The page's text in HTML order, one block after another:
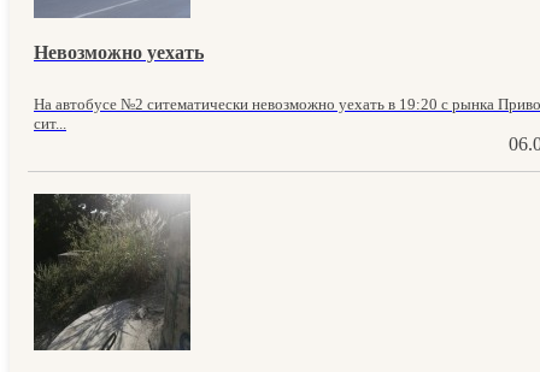
Невозможно уехать
На автобусе №2 ситематически невозможно уехать в 19:20 с рынка
сит...